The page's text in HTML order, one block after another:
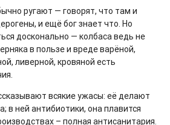
ругают — говорят, что там и
и ещё бог знает что. Но
досконально — колбаса ведь не
в пользе и вреде варёной,
ливерной, кровяной есть
всякие ужасы: её делают
в ней антибиотики, она плавится
– полная антисанитария.